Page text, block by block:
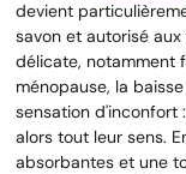
devient
savon et autorisé
délicate, notamment
ménopause, la
sensation d'inconfort
alors tout leur sens.
absorbantes et une